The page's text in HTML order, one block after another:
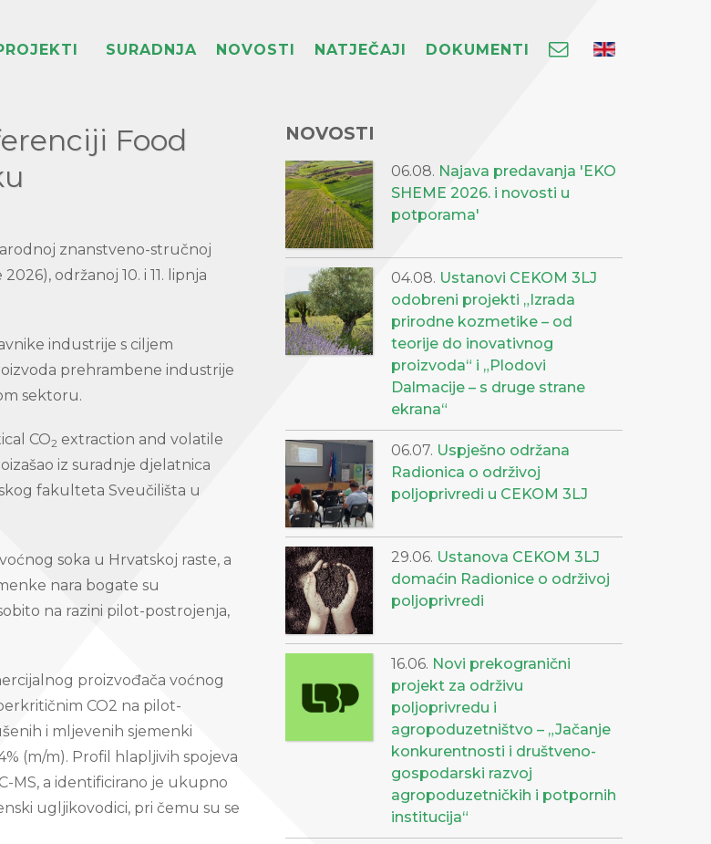
SURADNJA NOVOSTI NATJEČAJI DOKUMENTI
Food
znanstveno-stručnoj
održanoj 10. i 11. lipnja
industrije s ciljem
prehrambene industrije
sektoru.
CO2 extraction and volatile
iz suradnje djelatnica
fakulteta Sveučilišta u
soka u Hrvatskoj raste, a
nara bogate su
na razini pilot-postrojenja,
proizvođača voćnog
CO2 na pilot-
i mljevenih sjemenki
(m/m). Profil hlapljivih spojeva
MS, a identificirano je ukupno
ugljikovodici, pri čemu su se
NOVOSTI
06.08. Najava predavanja 'EKO
SHEME 2026. i novosti u
potporama'
04.08. Ustanovi CEKOM 3LJ
odobreni projekti „Izrada
prirodne kozmetike – od
teorije do inovativnog
proizvoda“ i „Plodovi
Dalmacije – s druge strane
ekrana“
06.07. Uspješno održana
Radionica o održivoj
poljoprivredi u CEKOM 3LJ
29.06. Ustanova CEKOM 3LJ
domaćin Radionice o održivoj
poljoprivredi
16.06. Novi prekogranični
projekt za održivu
poljoprivredu i
agropoduzetništvo – „Jačanje
konkurentnosti i društveno-
gospodarski razvoj
agropoduzetničkih i potpornih
institucija“